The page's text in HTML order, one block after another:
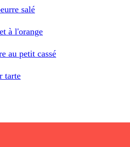
salé
à l'orange
au petit cassé
tarte